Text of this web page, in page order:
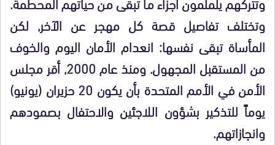
وتختلف تفاصيل قصة كل مهجر عن الآخر, لكن
المأساة تبقى نفسها: انعدام الأمان اليوم والخوف
من المستقبل المجهول. ومنذ عام 2000, أقر مجلس
الأمن في الأمم المتحدة بأن يكون 20 حزيران (يونيو)
يوماً للتذكير بشؤون اللاجئين والاحتفال بصمودهم
وانجازاتهم.